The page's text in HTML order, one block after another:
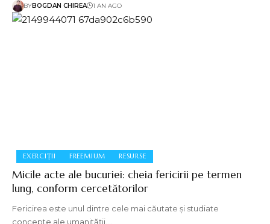
BYBOGDAN CHIREA 1 AN AGO
EXERCIȚII FREEMIUM RESURSE
Micile acte ale bucuriei: cheia fericirii pe termen
lung, conform cercetătorilor
Fericirea este unul dintre cele mai căutate și studiate
concepte ale umanității.…